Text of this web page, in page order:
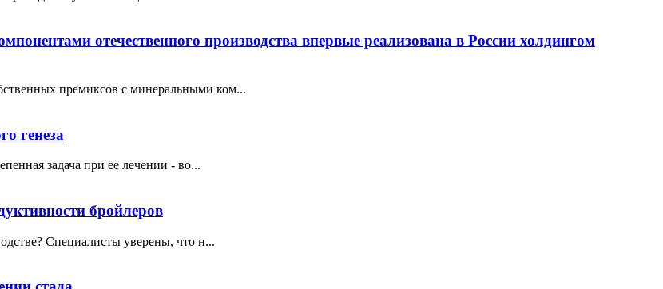
отечественного производства впервые реализована в России холдингом
премиксов с минеральными ком...
генеза
задача при ее лечении - во...
бройлеров
Специалисты уверены, что н...